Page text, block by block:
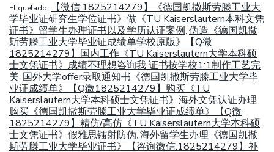
Etiquetado:
【微信:1825214279】《德国凯撒斯劳滕工业大
学毕业证研究生学位证书》做《TU Kaiserslautern本科文凭
证书》留学生办理证书以及学历认证案例, 伪造《德国凯撒
斯劳滕工业大学毕业证成绩单学校原版》【Q微
1825214279】国内工作《TU Kaiserslautern大学本科硕
士文凭证书》成绩不理想咨询我 证书按学校1:1制作工艺完
美, 国外大学offer录取通知书《德国凯撒斯劳滕工业大学毕
业证成绩单》【Q微1825214279】购买《TU
Kaiserslautern大学本科硕士文凭证书》海外文凭认证办理
购买《德国凯撒斯劳滕工业大学毕业证成绩单》【Q微
1825214279】精仿/高仿《TU Kaiserslautern大学本科硕
士文凭证书》假雅思镭射防伪, 海外留学生办理《德国凯撒
斯劳滕工业大学毕业证书》【咨询微信:1825214279】补